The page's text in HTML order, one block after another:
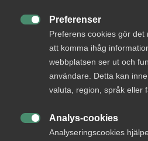
Preferenser
Preferens cookies gör det
att komma ihåg
webbplatsen ser ut och
användare. Detta kan
valuta, region, språk eller
Analys-cookies
Analyseringscookies
Cookie-inställningar
användning (i olika delar av
inte närmare belysts eller
I det följande lämnar